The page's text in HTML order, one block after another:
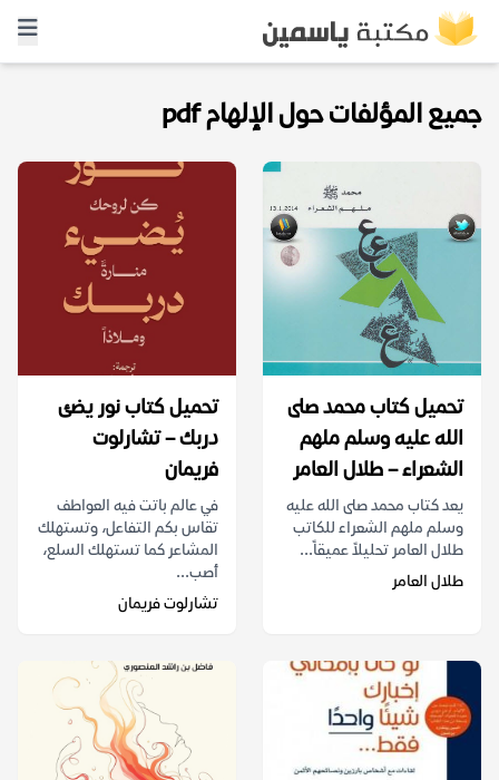
جميع المؤلفات حول الإلهام pdf
تحميل كتاب محمد صلى
الله عليه وسلم ملهم
الشعراء – طلال العامر
يعد كتاب محمد صلى الله عليه
وسلم ملهم الشعراء للكاتب
طلال العامر تحليلاً عميقاً...
طلال العامر
تحميل كتاب نور يضئ
دربك – تشارلوت
فريمان
في عالم باتت فيه العواطف
تقاس بكم التفاعل، وتستهلك
المشاعر كما تستهلك السلع،
أصب...
تشارلوت فريمان